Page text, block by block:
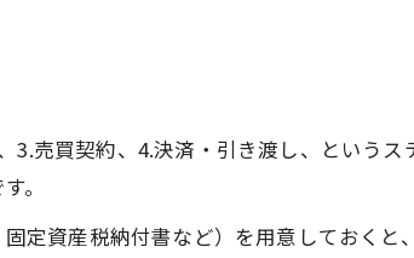
売買契約、4.決済・引き渡し、という
。
定資産税納付書など）を用意しておくと